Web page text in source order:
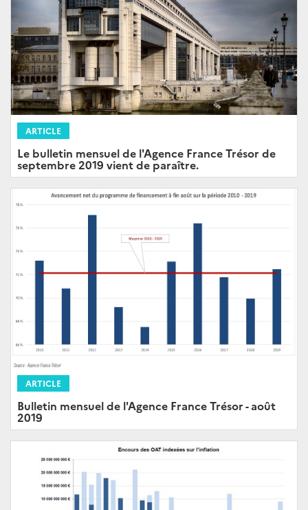
ARTICLE
Le bulletin mensuel de l'Agence France Trésor de
septembre 2019 vient de paraître.
ARTICLE
Bulletin mensuel de l'Agence France Trésor - août
2019